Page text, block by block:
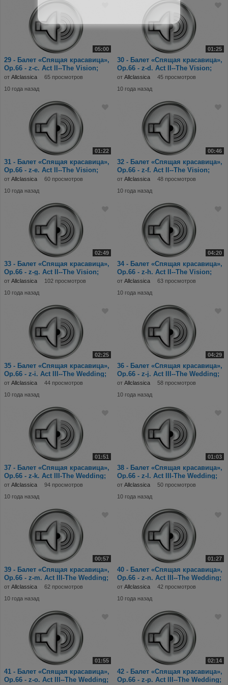
05:00
29 - Балет «Спящая красавица»,
Op.66 - z-c. Act II--The Vision;
N.15-a
от Allclassica
65 просмотров
10 года назад
01:25
30 - Балет «Спящая красавица»,
Op.66 - z-d. Act II--The Vision;
N.15-b
от Allclassica
45 просмотров
10 года назад
01:22
31 - Балет «Спящая красавица»,
Op.66 - z-e. Act II--The Vision;
N.15-c
от Allclassica
60 просмотров
10 года назад
00:46
32 - Балет «Спящая красавица»,
Op.66 - z-f. Act II--The Vision;
N.16;
от Allclassica
48 просмотров
10 года назад
02:49
33 - Балет «Спящая красавица»,
Op.66 - z-g. Act II--The Vision;
N.17;
от Allclassica
102 просмотров
10 года назад
04:20
34 - Балет «Спящая красавица»,
Op.66 - z-h. Act II--The Vision;
N.19-2
от Allclassica
63 просмотров
10 года назад
02:25
35 - Балет «Спящая красавица»,
Op.66 - z-i. Act III--The Wedding;
N.21
от Allclassica
44 просмотров
10 года назад
04:29
36 - Балет «Спящая красавица»,
Op.66 - z-j. Act III--The Wedding;
N.22
от Allclassica
58 просмотров
10 года назад
01:51
37 - Балет «Спящая красавица»,
Op.66 - z-k. Act III-The Wedding;
N.23-
от Allclassica
94 просмотров
10 года назад
01:03
38 - Балет «Спящая красавица»,
Op.66 - z-l. Act III-The Wedding;
N.23-
от Allclassica
50 просмотров
10 года назад
00:57
39 - Балет «Спящая красавица»,
Op.66 - z-m. Act III-The Wedding;
N.23-
от Allclassica
62 просмотров
10 года назад
01:27
40 - Балет «Спящая красавица»,
Op.66 - z-n. Act III--The Wedding;
N.23
от Allclassica
42 просмотров
10 года назад
01:55
41 - Балет «Спящая красавица»,
Op.66 - z-o. Act III--The Wedding;
02:14
42 - Балет «Спящая красавица»,
Op.66 - z-p. Act III--The Wedding;